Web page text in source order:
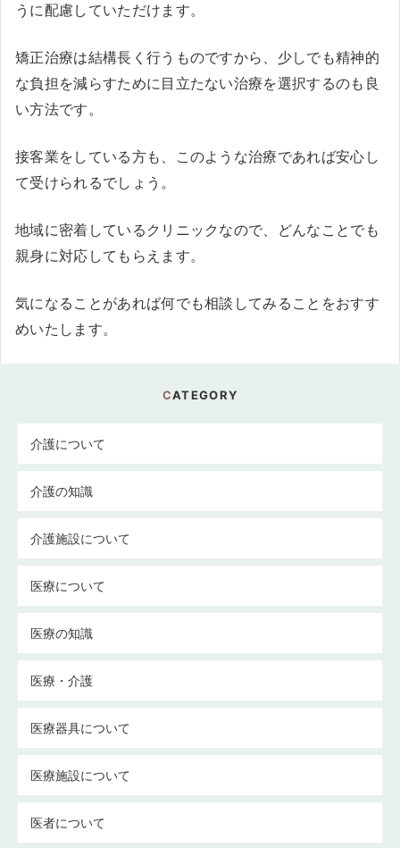
うに配慮していただけます。
矯正治療は結構長く行うものですから、少しでも精神的
な負担を減らすために目立たない治療を選択するのも良
い方法です。
接客業をしている方も、このような治療であれば安心し
て受けられるでしょう。
地域に密着しているクリニックなので、どんなことでも
親身に対応してもらえます。
気になることがあれば何でも相談してみることをおすす
めいたします。
CATEGORY
介護について
介護の知識
介護施設について
医療について
医療の知識
医療・介護
医療器具について
医療施設について
医者について